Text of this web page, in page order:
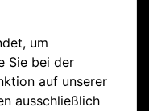
um
Sie bei der
auf unserer
ausschließlich